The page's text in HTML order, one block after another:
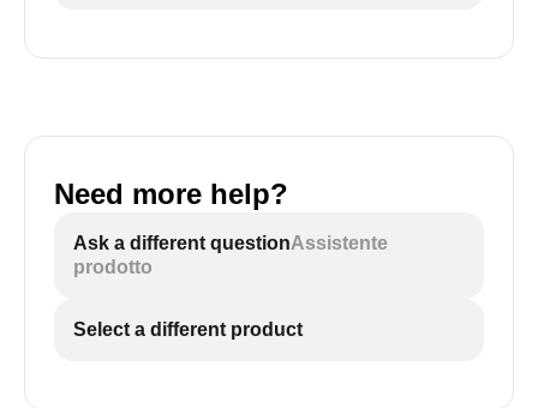
Need more help?
Ask a different questionAssistente
prodotto
Select a different product